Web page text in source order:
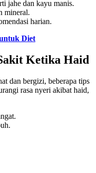
jahe dan kayu manis.
mineral.
harian.
Diet
Ketika Haid
dan bergizi, beberapa tips
rasa nyeri akibat haid,